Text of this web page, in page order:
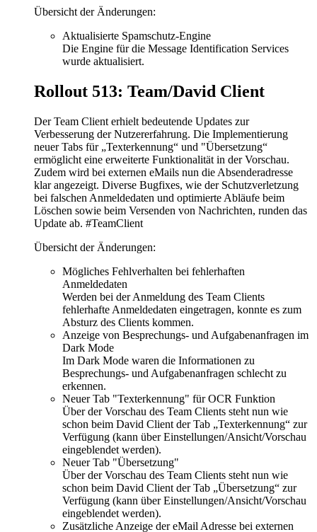
Übersicht der Änderungen:
Aktualisierte Spamschutz-Engine
Die Engine für die Message Identification Services
wurde aktualisiert.
Rollout 513: Team/David Client
Der Team Client erhielt bedeutende Updates zur
Verbesserung der Nutzererfahrung. Die Implementierung
neuer Tabs für „Texterkennung“ und "Übersetzung“
ermöglicht eine erweiterte Funktionalität in der Vorschau.
Zudem wird bei externen eMails nun die Absenderadresse
klar angezeigt. Diverse Bugfixes, wie der Schutzverletzung
bei falschen Anmeldedaten und optimierte Abläufe beim
Löschen sowie beim Versenden von Nachrichten, runden das
Update ab. #TeamClient
Übersicht der Änderungen:
Mögliches Fehlverhalten bei fehlerhaften
Anmeldedaten
Werden bei der Anmeldung des Team Clients
fehlerhafte Anmeldedaten eingetragen, konnte es zum
Absturz des Clients kommen.
Anzeige von Besprechungs- und Aufgabenanfragen im
Dark Mode
Im Dark Mode waren die Informationen zu
Besprechungs- und Aufgabenanfragen schlecht zu
erkennen.
Neuer Tab "Texterkennung" für OCR Funktion
Über der Vorschau des Team Clients steht nun wie
schon beim David Client der Tab „Texterkennung“ zur
Verfügung (kann über Einstellungen/Ansicht/Vorschau
eingeblendet werden).
Neuer Tab "Übersetzung"
Über der Vorschau des Team Clients steht nun wie
schon beim David Client der Tab „Übersetzung“ zur
Verfügung (kann über Einstellungen/Ansicht/Vorschau
eingeblendet werden).
Zusätzliche Anzeige der eMail Adresse bei externen